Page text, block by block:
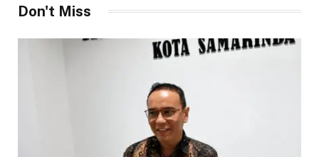
Don't Miss